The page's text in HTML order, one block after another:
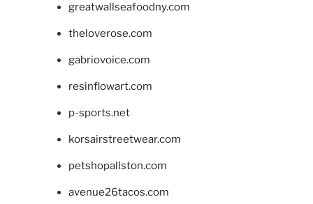
greatwallseafoodny.com
theloverose.com
gabriovoice.com
resinflowart.com
p-sports.net
korsairstreetwear.com
petshopallston.com
avenue26tacos.com